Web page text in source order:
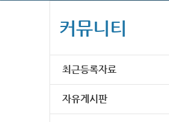
커뮤니티
최근등록자료
자유게시판